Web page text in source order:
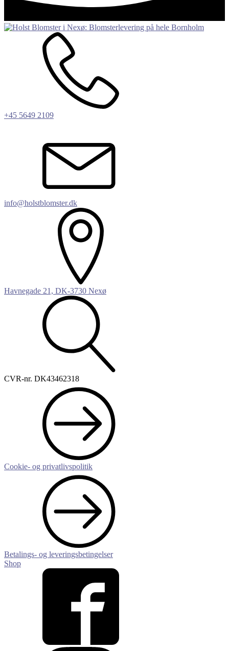
+45 5649 2109
info@holstblomster.dk
Havnegade 21, DK-3730 Nexø
CVR-nr. DK43462318
Cookie- og privatlivspolitik
Betalings- og leverings­betingelser
Shop